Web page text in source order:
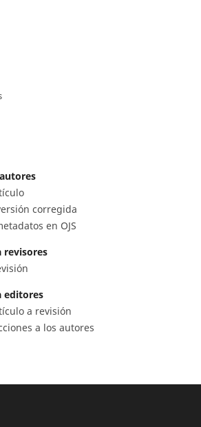
corregida
en OJS
revisores
editores
a revisión
a los autores